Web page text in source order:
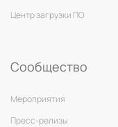
Центр загрузки ПО
Сообщество
Мероприятия
Пресс-релизы